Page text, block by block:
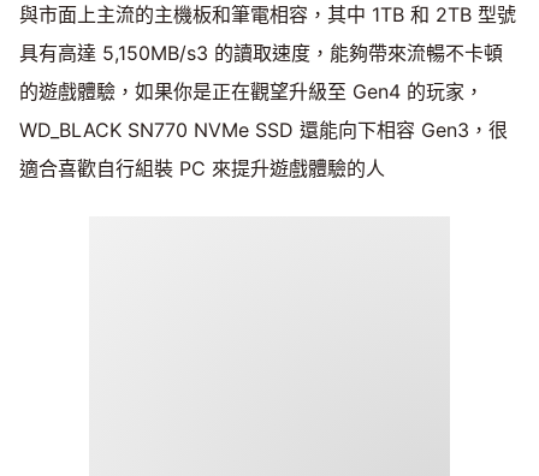
與市面上主流的主機板和筆電相容，其中 1TB 和 2TB 型號
具有高達 5,150MB/s3 的讀取速度，能夠帶來流暢不卡頓
的遊戲體驗，如果你是正在觀望升級至 Gen4 的玩家，
WD_BLACK SN770 NVMe SSD 還能向下相容 Gen3，很
適合喜歡自行組裝 PC 來提升遊戲體驗的人